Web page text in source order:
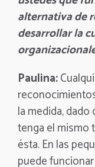
alternativa de
desarrollar la
Paulina:
la medida,
tenga el mismo
ésta. En las
puede